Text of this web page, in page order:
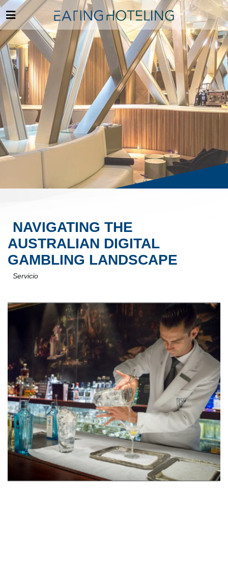
NAVIGATING THE
AUSTRALIAN DIGITAL
GAMBLING LANDSCAPE
Servicio